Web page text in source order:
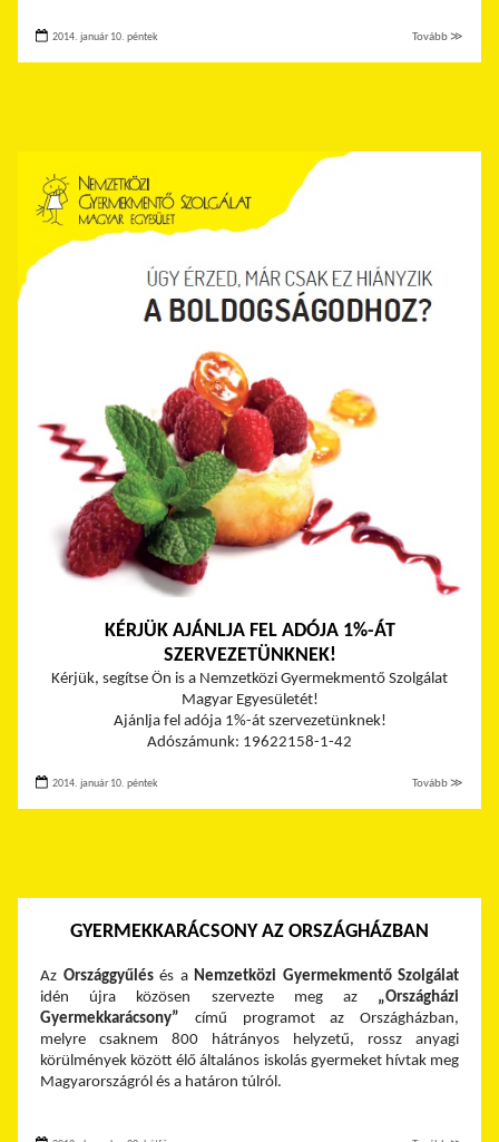
2014. január 10. péntek Tovább ≫
KÉRJÜK AJÁNLJA FEL ADÓJA 1%-ÁT
SZERVEZETÜNKNEK!
Kérjük, segítse Ön is a Nemzetközi Gyermekmentő Szolgálat
Magyar Egyesületét!
Ajánlja fel adója 1%-át szervezetünknek!
Adószámunk: 19622158-1-42
2014. január 10. péntek Tovább ≫
GYERMEKKARÁCSONY AZ ORSZÁGHÁZBAN
Az Országgyűlésés a Nemzetközi Gyermekmentő Szolgálat
idén újra közösen szervezte meg az „Országházi
Gyermekkarácsony” című programot az Országházban,
melyre csaknem 800 hátrányos helyzetű, rossz anyagi
körülmények között élő általános iskolás gyermeket hívtak meg
Magyarországról és a határon túlról.